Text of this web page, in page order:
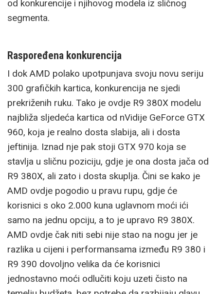
od konkurencije i njihovog modela iz sličnog
segmenta.
Raspoređena konkurencija
I dok AMD polako upotpunjava svoju novu seriju
300 grafičkih kartica, konkurencija ne sjedi
prekriženih ruku. Tako je ovdje R9 380X modelu
najbliža sljedeća kartica od nVidije GeForce GTX
960, koja je realno dosta slabija, ali i dosta
jeftinija. Iznad nje pak stoji GTX 970 koja se
stavlja u sličnu poziciju, gdje je ona dosta jača od
R9 380X, ali zato i dosta skuplja. Čini se kako je
AMD ovdje pogodio u pravu rupu, gdje će
korisnici s oko 2.000 kuna uglavnom moći ići
samo na jednu opciju, a to je upravo R9 380X.
AMD ovdje čak niti sebi nije stao na nogu jer je
razlika u cijeni i performansama između R9 380 i
R9 390 dovoljno velika da će korisnici
jednostavno moći odlučiti koju uzeti čisto na